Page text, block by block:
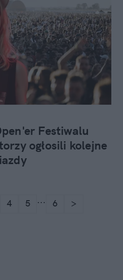
Festiwalu
ogłosili kolejne
4 5 ... 6 >